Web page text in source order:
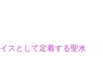
スとして定着する聖水